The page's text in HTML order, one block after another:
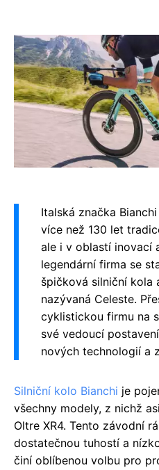
Italská značka
více než 130 let
ale i v oblastí inovací
legendární firma se
špičková silniční kola
nazývaná Celeste.
cyklistickou firmu na
své vedoucí
nových technologií a
Silniční kolo Bianchi je
všechny modely, z nichž
Oltre XR4. Tento závodní
dostatečnou tuhostí a
činí oblíbenou volbu pro